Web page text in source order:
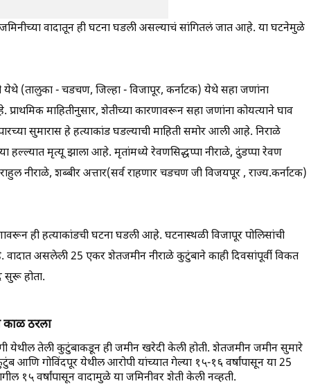
वादातून ही घटना घडली असल्याचं सांगितलं जात आहे. या घटनेमुळे
(तालुका - चडचण, जिल्हा - विजापूर, कर्नाटक) येथे सहा जणांना
प्राथमिक माहितीनुसार, शेतीच्या कारणावरून सहा जणांना कोयत्याने घाव
सुमारास हे हत्याकांड घडल्याची माहिती समोर आली आहे. निराळे
मृत्यू झाला आहे. मृतांमध्ये रेवणसिद्धप्पा नीराळे, दुंडप्पा रेवण
नीराळे, शब्बीर अत्तार(सर्व राहणार चडचण जी विजयपूर , राज्य.कर्नाटक)
ही हत्याकांडची घटना घडली आहे. घटनास्थळी विजापूर पोलिसांची
असलेली 25 एकर शेतजमीन नीराळे कुटुंबाने काही दिवसांपूर्वी विकत
सुरू होता.
काळ ठरला
येथील तेली कुटुंबाकडून ही जमीन खरेदी केली होती. शेतजमीन जमीन सुमारे
गोविंदपूर येथील आरोपी यांच्यात गेल्या १५-१६ वर्षांपासून या 25
१५ वर्षांपासून वादामुळे या जमिनीवर शेती केली नव्हती.